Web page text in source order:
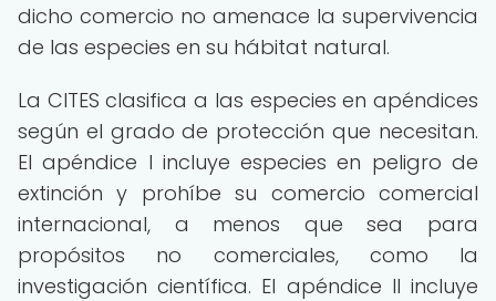
dicho comercio no amenace la supervivencia
de las especies en su hábitat natural.
La CITES clasifica a las especies en apéndices
según el grado de protección que necesitan.
El apéndice I incluye especies en peligro de
extinción y prohíbe su comercio comercial
internacional, a menos que sea para
propósitos no comerciales, como la
investigación científica. El apéndice II incluye